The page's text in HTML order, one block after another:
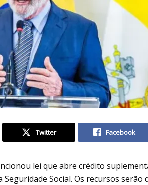
Twitter Facebook
lei que abre crédito
Seguridade Social. Os recursos